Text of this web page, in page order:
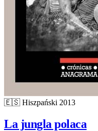
🇪🇸 Hiszpański 2013
La jungla polaca